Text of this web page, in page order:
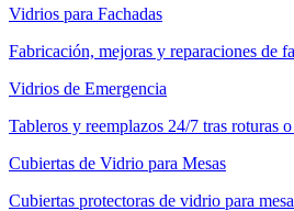
Vidrios para Fachadas
Fabricación, mejoras y reparaciones de
Vidrios de Emergencia
Tableros y reemplazos 24/7 tras roturas
Cubiertas de Vidrio para Mesas
Cubiertas protectoras de vidrio para